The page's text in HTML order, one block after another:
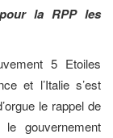
la RPP les
5 Etoiles
et l’Italie s’est
le rappel de
gouvernement